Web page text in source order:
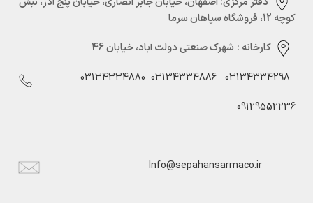
کوچه 12، فروشگاه سپاهان سرما
کارخانه : شهرک صنعتی دولت آباد، خیابان 46
03134334298
03134334886
03134334880
09129552236
Info@sepahansarmaco.ir